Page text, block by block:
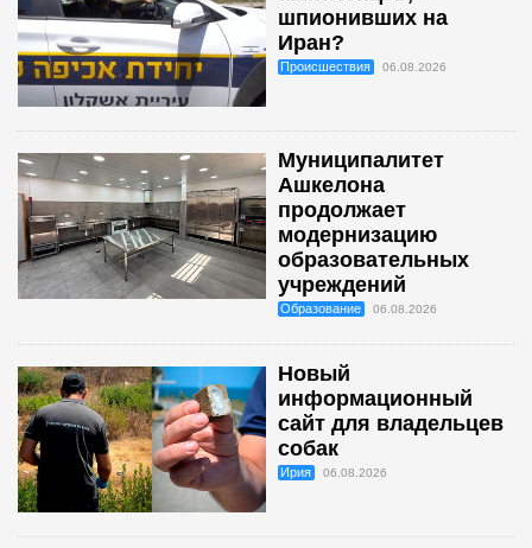
шпионивших на
Иран?
Происшествия 06.08.2026
Муниципалитет
Ашкелона
продолжает
модернизацию
образовательных
учреждений
Образование 06.08.2026
Новый
информационный
сайт для владельцев
собак
Ирия 06.08.2026